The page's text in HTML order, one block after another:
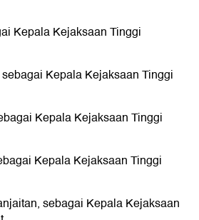
Kepala Kejaksaan Tinggi
Kepala Kejaksaan Tinggi
Kepala Kejaksaan Tinggi
Kepala Kejaksaan Tinggi
sebagai Kepala Kejaksaan